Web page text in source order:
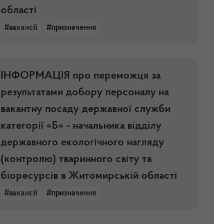
області
#вакансії #призначення
ІНФОРМАЦІЯ про переможця за
результатами добору персоналу на
вакантну посаду державної служби
категорії «Б» - начальника відділу
державного екологічного нагляду
(контролю) тваринного світу та
біоресурсів в Житомирській області
#вакансії #призначення